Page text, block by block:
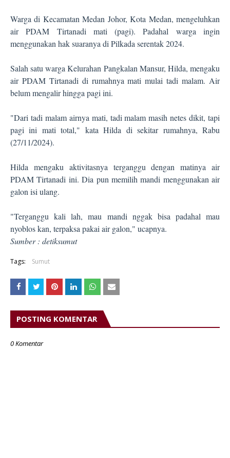
Warga di Kecamatan Medan Johor, Kota Medan, mengeluhkan
air PDAM Tirtanadi mati (pagi). Padahal warga ingin
menggunakan hak suaranya di Pilkada serentak 2024.
Salah satu warga Kelurahan Pangkalan Mansur, Hilda, mengaku
air PDAM Tirtanadi di rumahnya mati mulai tadi malam. Air
belum mengalir hingga pagi ini.
"Dari tadi malam airnya mati, tadi malam masih netes dikit, tapi
pagi ini mati total," kata Hilda di sekitar rumahnya, Rabu
(27/11/2024).
Hilda mengaku aktivitasnya terganggu dengan matinya air
PDAM Tirtanadi ini. Dia pun memilih mandi menggunakan air
galon isi ulang.
"Terganggu kali lah, mau mandi nggak bisa padahal mau
nyoblos kan, terpaksa pakai air galon," ucapnya.
Sumber : detiksumut
Tags: Sumut
POSTING KOMENTAR
0 Komentar